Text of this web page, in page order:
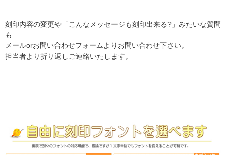
刻印内容の変更や「こんなメッセージも刻印出来る?」みたいな質問
も
メールorお問い合わせフォームよりお問い合わせ下さい。
担当者より折り返しご連絡いたします。